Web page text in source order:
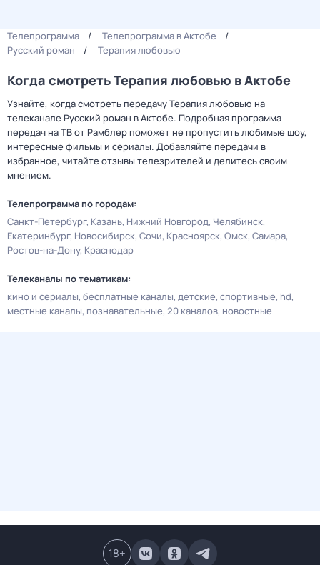
Телепрограмма
Телепрограмма в Актобе
Русский роман
Терапия любовью
Когда смотреть Терапия любовью в Актобе
Узнайте, когда смотреть передачу Терапия любовью на
телеканале Русский роман в Актобе. Подробная программа
передач на ТВ от Рамблер поможет не пропустить любимые шоу,
интересные фильмы и сериалы. Добавляйте передачи в
избранное, читайте отзывы телезрителей и делитесь своим
мнением.
Телепрограмма по городам:
Санкт-Петербург Казань Нижний Новгород Челябинск
Екатеринбург Новосибирск Сочи Красноярск Омск Самара
Ростов-на-Дону Краснодар
Телеканалы по тематикам:
кино и сериалы бесплатные каналы детские спортивные hd
местные каналы познавательные 20 каналов новостные
18+